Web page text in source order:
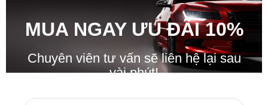
MUA NGAY ƯU ĐÃI10%
Chuyên viên tư vấn sẽ liên hệ lại sau
vài phút!